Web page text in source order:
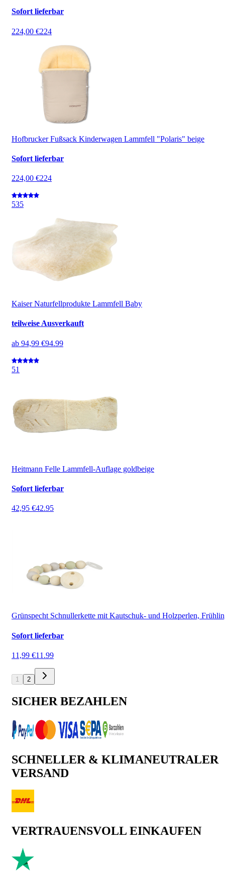
Sofort lieferbar
224,00 €224
Hofbrucker Fußsack Kinderwagen Lammfell "Polaris" beige
Sofort lieferbar
224,00 €224
535
Kaiser Naturfellprodukte Lammfell Baby
teilweise Ausverkauft
ab 94,99 €94.99
51
Heitmann Felle Lammfell-Auflage goldbeige
Sofort lieferbar
42,95 €42.95
Grünspecht Schnullerkette mit Kautschuk- und Holzperlen,
Sofort lieferbar
11,99 €11.99
1 2
SICHER BEZAHLEN
SCHNELLER & KLIMANEUTRALER
VERSAND
VERTRAUENSVOLL EINKAUFEN